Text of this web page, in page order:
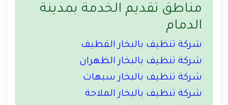
مناطق تقديم الخدمة بمدينة
الدمام
شركة تنظيف بالبخار القطيف
شركة تنظيف بالبخار الظهران
شركة تنظيف بالبخار سيهات
شركة تنظيف بالبخار الملاحة